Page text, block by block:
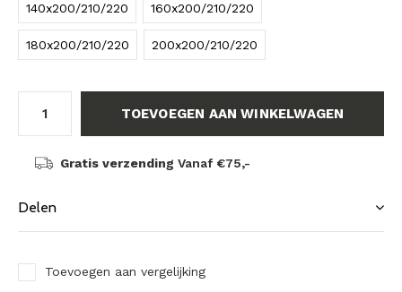
140x200/210/220 160x200/210/220
180x200/210/220 200x200/210/220
TOEVOEGEN AAN WINKELWAGEN
Gratis verzending Vanaf €75,-
Delen
Toevoegen aan vergelijking